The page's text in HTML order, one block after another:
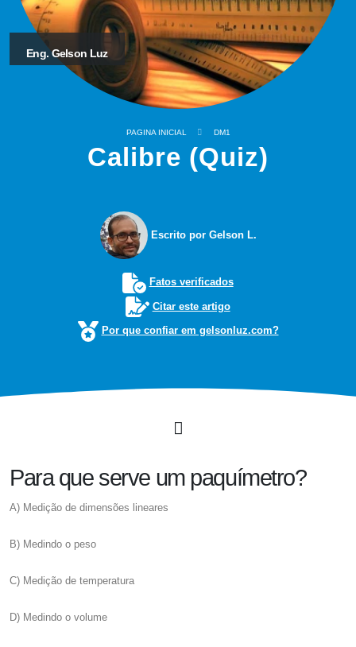
Eng. Gelson Luz
PAGINA INICIAL DM1
Calibre (Quiz)
Escrito por Gelson L.
Fatos verificados
Citar este artigo
Por que confiar em gelsonluz.com?
Para que serve um paquímetro?
A) Medição de dimensões lineares
B) Medindo o peso
C) Medição de temperatura
D) Medindo o volume